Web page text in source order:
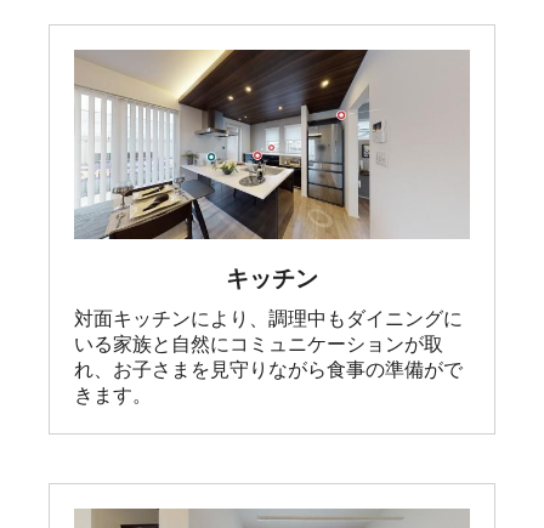
キッチン
対面キッチンにより、調理中もダイニングに
いる家族と自然にコミュニケーションが取
れ、お子さまを見守りながら食事の準備がで
きます。